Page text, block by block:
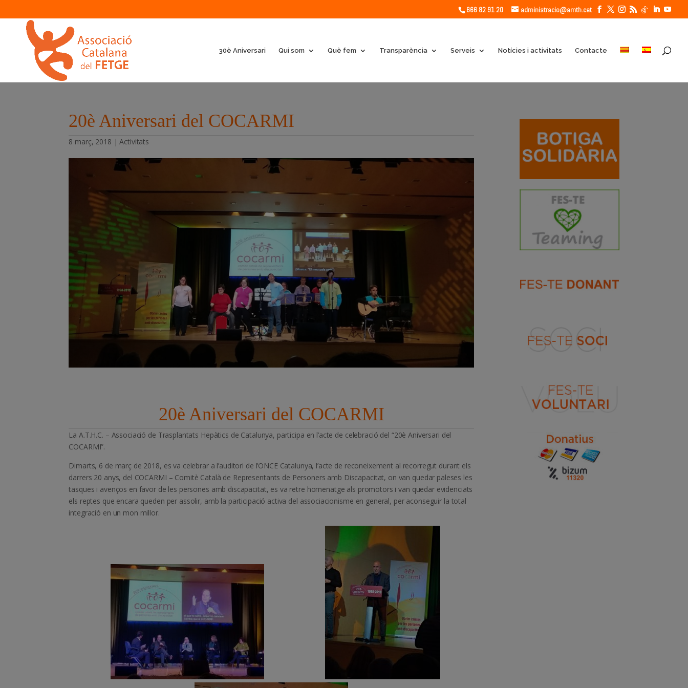
666 82 91 20 administracio@amth.cat
30è Aniversari Qui som Què fem Transparència Serveis Notícies i activitats Contacte
20è Aniversari del COCARMI
8 març, 2018 |Activitats
20è Aniversari del COCARMI
La A.T.H.C. – Associació de Trasplantats Hepàtics de Catalunya, participa en l’acte de celebració del “20è Aniversari del
COCARMI”.
Dimarts, 6 de març de 2018, es va celebrar a l’auditori de l’ONCE Catalunya, l’acte de reconeixement al recorregut durant els
darrers 20 anys, del COCARMI – Comitè Català de Representants de Personers amb Discapacitat, on van quedar paleses les
tasques i avenços en favor de les persones amb discapacitat, es va retre homenatge als promotors i van quedar evidenciats
els reptes que encara queden per assolir, amb la participació activa del associacionisme en general, per aconseguir la total
integració en un mon millor.